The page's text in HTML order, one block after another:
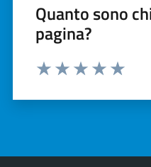
Quanto sono
pagina?